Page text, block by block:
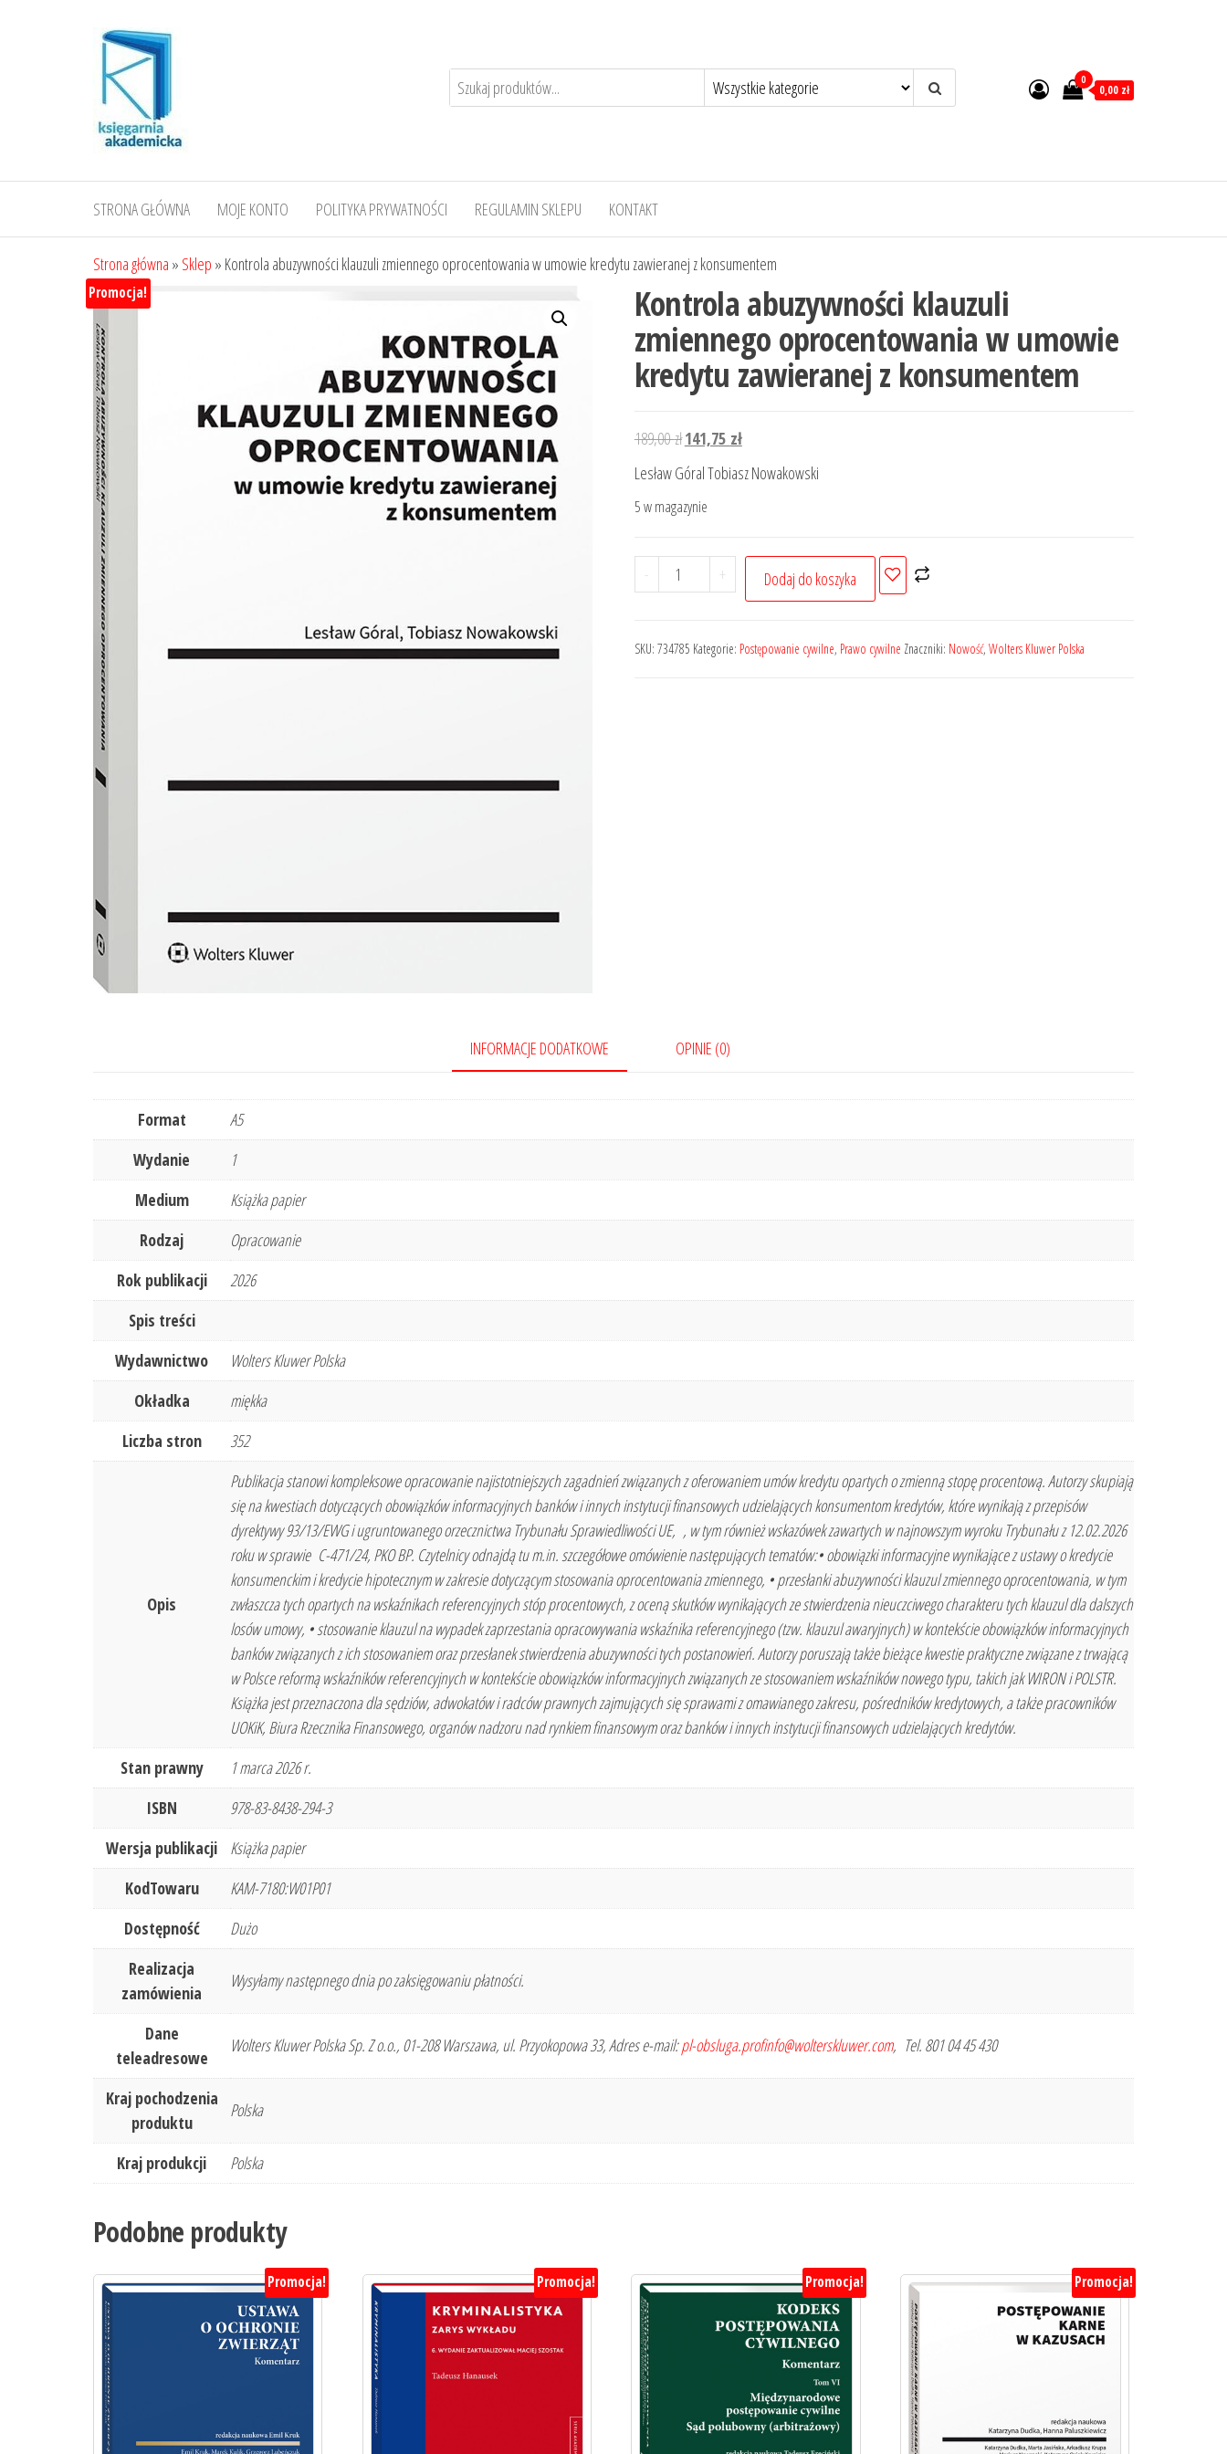
0
0,00 zł
STRONA GŁÓWNA MOJE KONTO POLITYKA PRYWATNOŚCI REGULAMIN SKLEPU KONTAKT
Strona główna » Sklep » Kontrola abuzywności klauzuli zmiennego oprocentowania w umowie kredytu zawieranej z konsumentem
Promocja! Kontrola abuzywności klauzuli
zmiennego oprocentowania w umowie
kredytu zawieranej z konsumentem
189,00złPierwotna
cena
189,00 zł.
141,75 złAktualna
cena
Lesław Góral Tobiasz Nowakowski
5 w magazynie
-
ilość
Kontrola
klauzuli
+ Dodaj do koszyka
SKU: 734785 Kategorie: Postępowanie cywilne, Prawo cywilne Znaczniki: Nowość, Wolters Kluwer Polska
INFORMACJE DODATKOWE OPINIE (0)
Format
A5
Wydanie
1
Medium
Książka papier
Rodzaj
Opracowanie
Rok publikacji
2026
Spis treści
Wydawnictwo
Wolters Kluwer Polska
Okładka
miękka
Liczba stron
352
Opis
Publikacja stanowi kompleksowe opracowanie najistotniejszych zagadnień związanych z oferowaniem umów kredytu opartych o zmienną stopę procentową. Autorzy skupiają
się na kwestiach dotyczących obowiązków informacyjnych banków i innych instytucji finansowych udzielających konsumentom kredytów, które wynikają z przepisów
dyrektywy 93/13/EWG i ugruntowanego orzecznictwa Trybunału Sprawiedliwości UE, , w tym również wskazówek zawartych w najnowszym wyroku Trybunału z 12.02.2026
roku w sprawie C-471/24, PKO BP. Czytelnicy odnajdą tu m.in. szczegółowe omówienie następujących tematów:• obowiązki informacyjne wynikające z ustawy o kredycie
konsumenckim i kredycie hipotecznym w zakresie dotyczącym stosowania oprocentowania zmiennego, • przesłanki abuzywności klauzul zmiennego oprocentowania, w tym
zwłaszcza tych opartych na wskaźnikach referencyjnych stóp procentowych, z oceną skutków wynikających ze stwierdzenia nieuczciwego charakteru tych klauzul dla dalszych
losów umowy, • stosowanie klauzul na wypadek zaprzestania opracowywania wskaźnika referencyjnego (tzw. klauzul awaryjnych) w kontekście obowiązków informacyjnych
banków związanych z ich stosowaniem oraz przesłanek stwierdzenia abuzywności tych postanowień. Autorzy poruszają także bieżące kwestie praktyczne związane z trwającą
w Polsce reformą wskaźników referencyjnych w kontekście obowiązków informacyjnych związanych ze stosowaniem wskaźników nowego typu, takich jak WIRON i POLSTR.
Książka jest przeznaczona dla sędziów, adwokatów i radców prawnych zajmujących się sprawami z omawianego zakresu, pośredników kredytowych, a także pracowników
UOKiK, Biura Rzecznika Finansowego, organów nadzoru nad rynkiem finansowym oraz banków i innych instytucji finansowych udzielających kredytów.
Stan prawny
1 marca 2026 r.
ISBN
978-83-8438-294-3
Wersja publikacji
Książka papier
KodTowaru
KAM-7180:W01P01
Dostępność
Dużo
Realizacja
zamówienia
Wysyłamy następnego dnia po zaksięgowaniu płatności.
Dane
teleadresowe
Wolters Kluwer Polska Sp. Z o.o., 01-208 Warszawa, ul. Przyokopowa 33, Adres e-mail:pl-obsluga.profinfo@wolterskluwer.com, Tel. 801 04 45 430
Kraj pochodzenia
produktu
Polska
Kraj produkcji Polska
Podobne produkty
Promocja! Promocja! Promocja! Promocja!